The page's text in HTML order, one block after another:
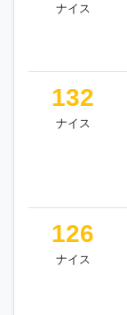
ナイス
132
ナイス
126
ナイス